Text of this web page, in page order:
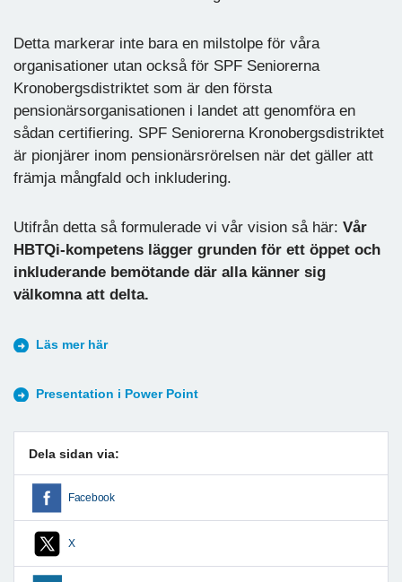
Detta markerar inte bara en milstolpe för våra
organisationer utan också för SPF Seniorerna
Kronobergsdistriktet som är den första
pensionärsorganisationen i landet att genomföra en
sådan certifiering. SPF Seniorerna Kronobergsdistriktet
är pionjärer inom pensionärsrörelsen när det gäller att
främja mångfald och inkludering.
Utifrån detta så formulerade vi vår vision så här: Vår
HBTQi-kompetens lägger grunden för ett öppet och
inkluderande bemötande där alla känner sig
välkomna att delta.
Läs mer här
Presentation i Power Point
Dela sidan via:
Facebook
X